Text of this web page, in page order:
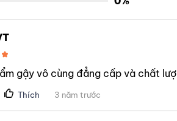
gậy vô cùng đẳng cấp và chất
Thích 3 năm trước